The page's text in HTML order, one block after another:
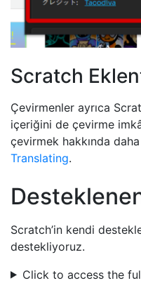
Scratch
Çevirmenler ayrıca
içeriğini de çevirme
çevirmek hakkında
Translating.
Scratch’in kendi
destekliyoruz.
Click to access the